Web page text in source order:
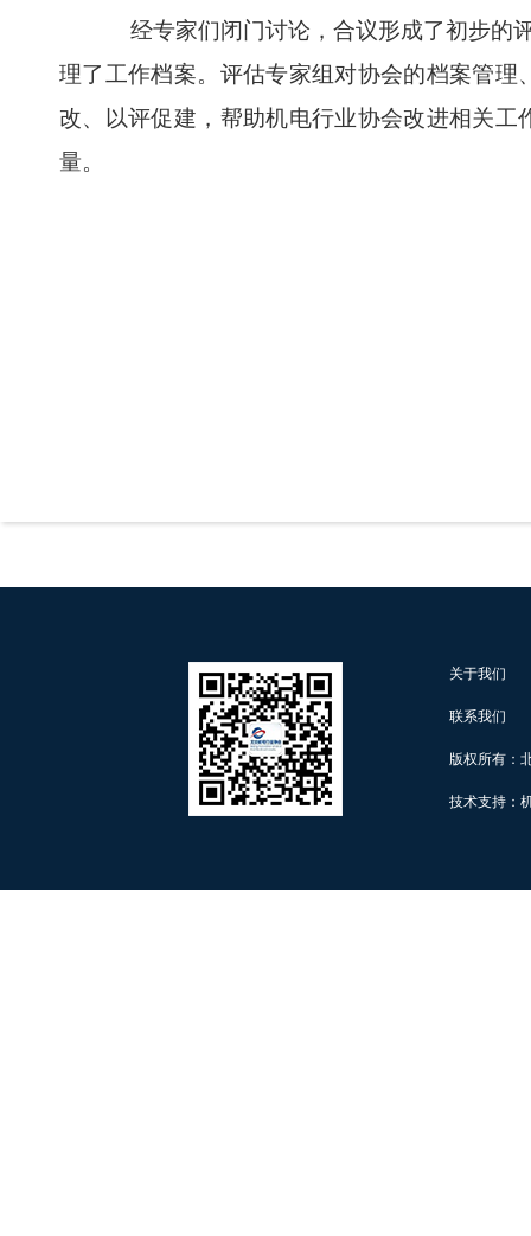
经专家们闭门讨论，合议形成了初步的评
理了工作档案。评估专家组对协会的档案管
改、以评促建，帮助机电行业协会改进相关
量。
关于我们
联系我们
版权所有：
技术支持：